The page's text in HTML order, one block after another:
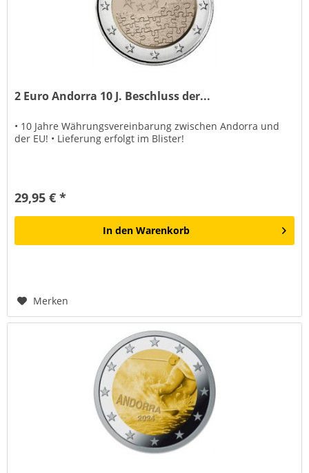
2 Euro Andorra 10 J. Beschluss der...
• 10 Jahre Währungsvereinbarung zwischen Andorra und
der EU! • Lieferung erfolgt im Blister!
29,95 € *
In den Warenkorb
Merken